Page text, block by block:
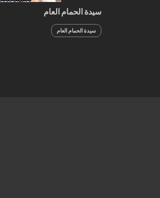
سيدة الحمام العام
سيدة الحمام العام